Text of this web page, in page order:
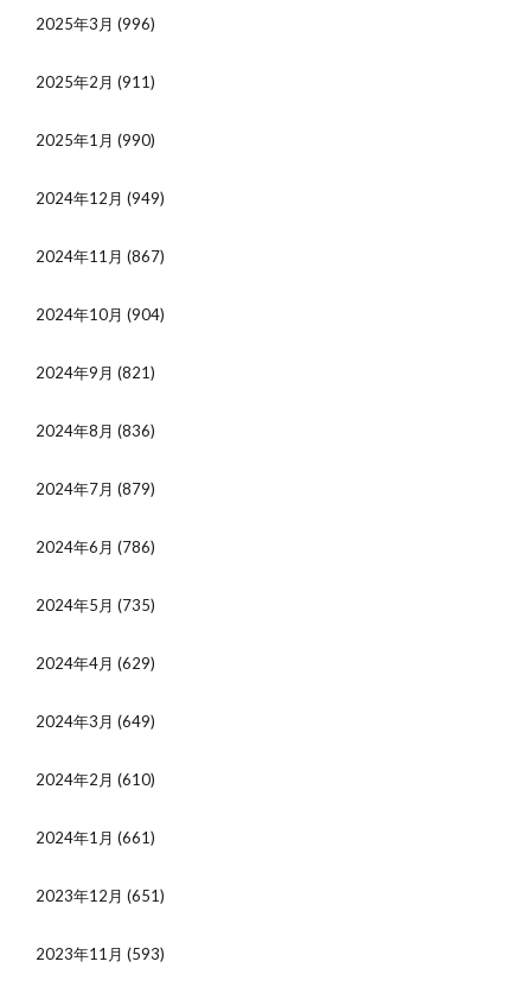
2025年3月 (996)
2025年2月 (911)
2025年1月 (990)
2024年12月 (949)
2024年11月 (867)
2024年10月 (904)
2024年9月 (821)
2024年8月 (836)
2024年7月 (879)
2024年6月 (786)
2024年5月 (735)
2024年4月 (629)
2024年3月 (649)
2024年2月 (610)
2024年1月 (661)
2023年12月 (651)
2023年11月 (593)